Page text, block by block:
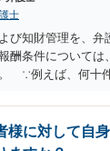
士
び知財管理を、弁
酬条件については
∵例えば、何十
では割に合わない
様に対して自